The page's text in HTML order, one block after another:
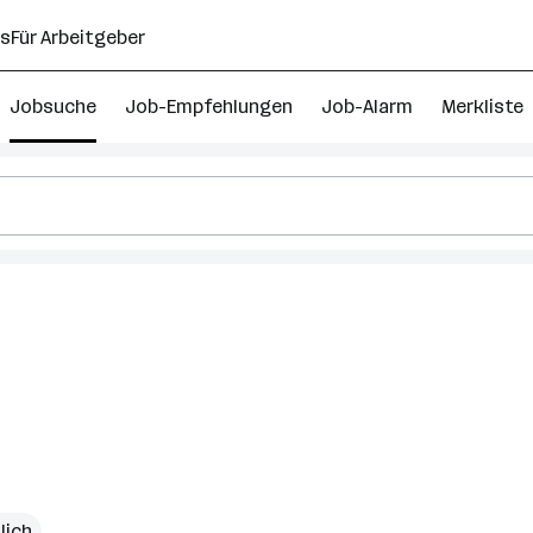
Für Arbeitgeber
Jobsuche Job-Empfehlungen Job-Alarm Merkliste